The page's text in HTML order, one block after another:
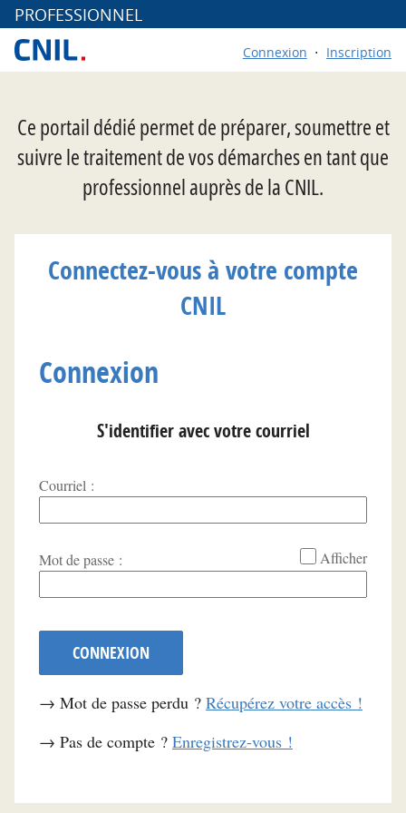
PROFESSIONNEL
Connexion Inscription
Ce portail dédié permet de préparer, soumettre et
suivre le traitement de vos démarches en tant que
professionnel auprès de la CNIL.
Connectez-vous à votre compte
CNIL
Connexion
S'identifier avec votre courriel
Courriel :
*
Mot de passe : Afficher
CONNEXION
→ Mot de passe perdu ? Récupérez votre accès !
→ Pas de compte ? Enregistrez-vous !